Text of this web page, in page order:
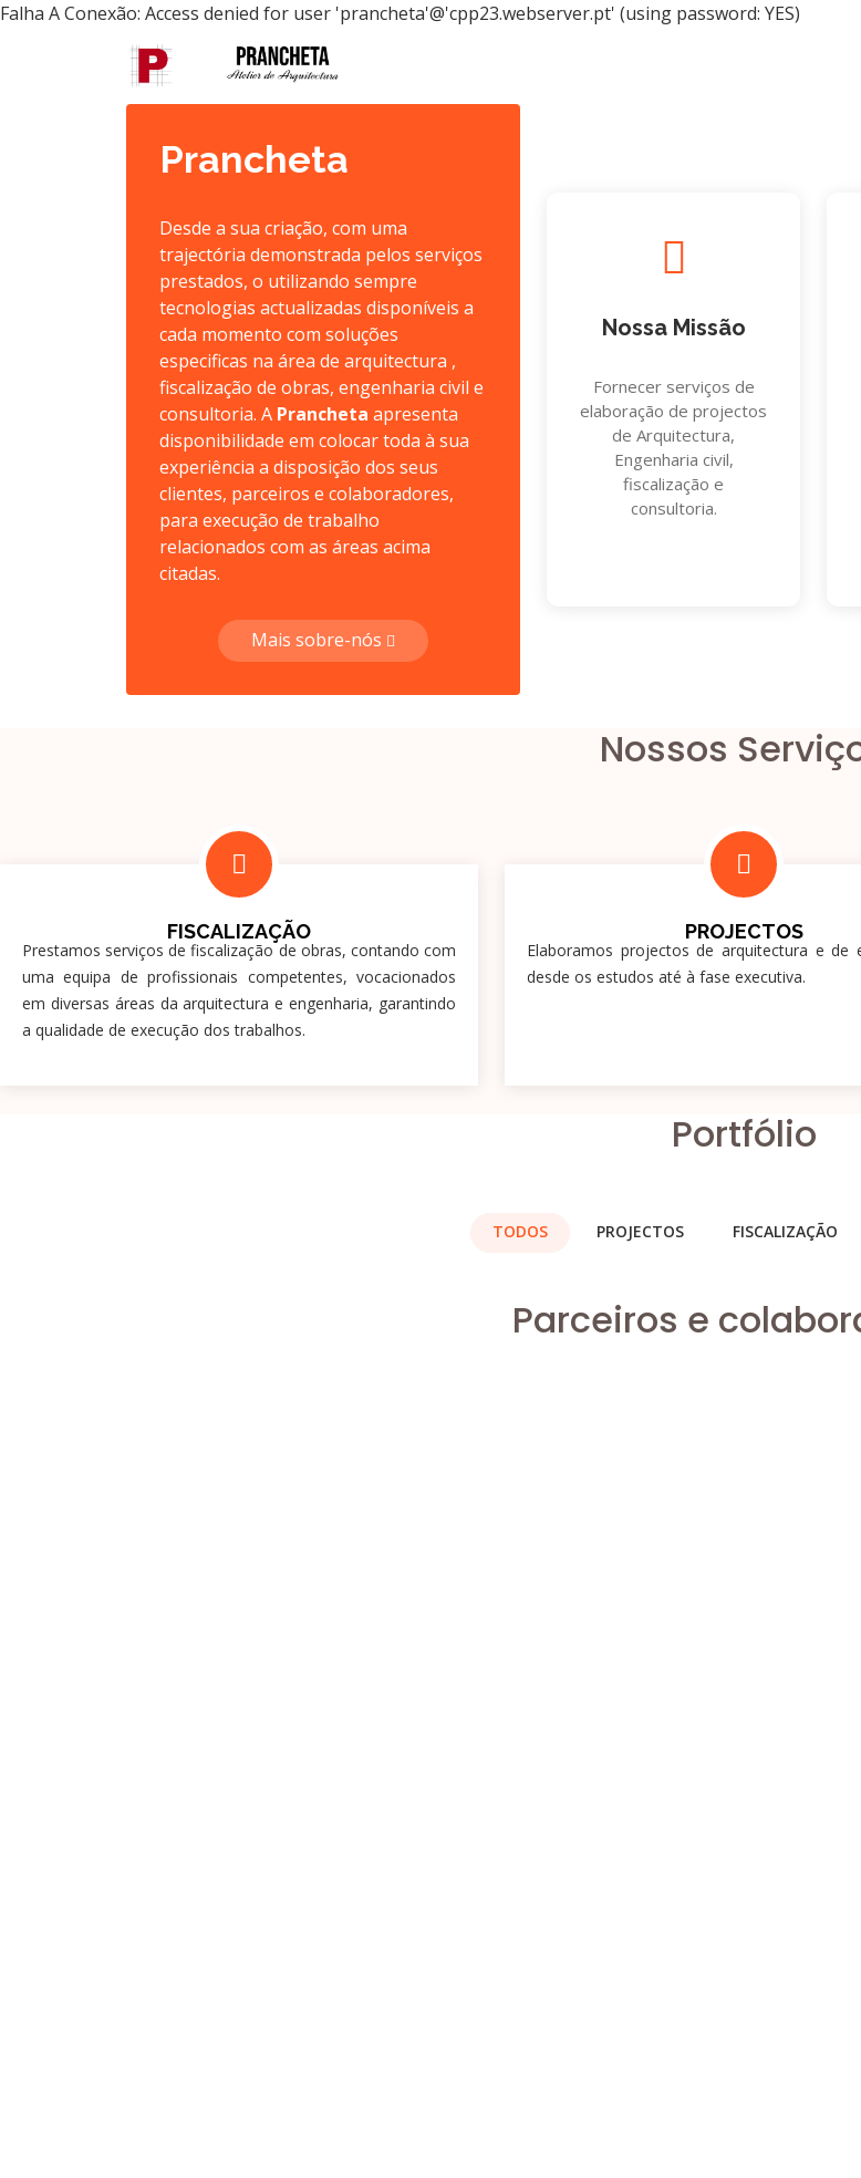
Falha A Conexão: Access denied for user 'prancheta'@'cpp23.webserver.pt' (using password: YES)
Prancheta
Desde a sua criação, com uma
trajectória demonstrada pelos serviços
prestados, o utilizando sempre
tecnologias actualizadas disponíveis a
cada momento com soluções
especificas na área de arquitectura ,
fiscalização de obras, engenharia civil e
consultoria. A Prancheta apresenta
disponibilidade em colocar toda à sua
experiência a disposição dos seus
clientes, parceiros e colaboradores,
para execução de trabalho
relacionados com as áreas acima
citadas.
Mais sobre-nós
Nossa Missão
Fornecer serviços de
elaboração de projectos
de Arquitectura,
Engenharia civil,
fiscalização e
consultoria.
Nossos
FISCALIZAÇÃO
Prestamos serviços de fiscalização de obras, contando com
uma equipa de profissionais competentes, vocacionados
em diversas áreas da arquitectura e engenharia, garantindo
a qualidade de execução dos trabalhos.
PROJECTOS
Elaboramos projectos de arquitectura e de
desde os estudos até à fase executiva.
Portfólio
TODOS PROJECTOS FISCALIZAÇÃO
Parceiros e